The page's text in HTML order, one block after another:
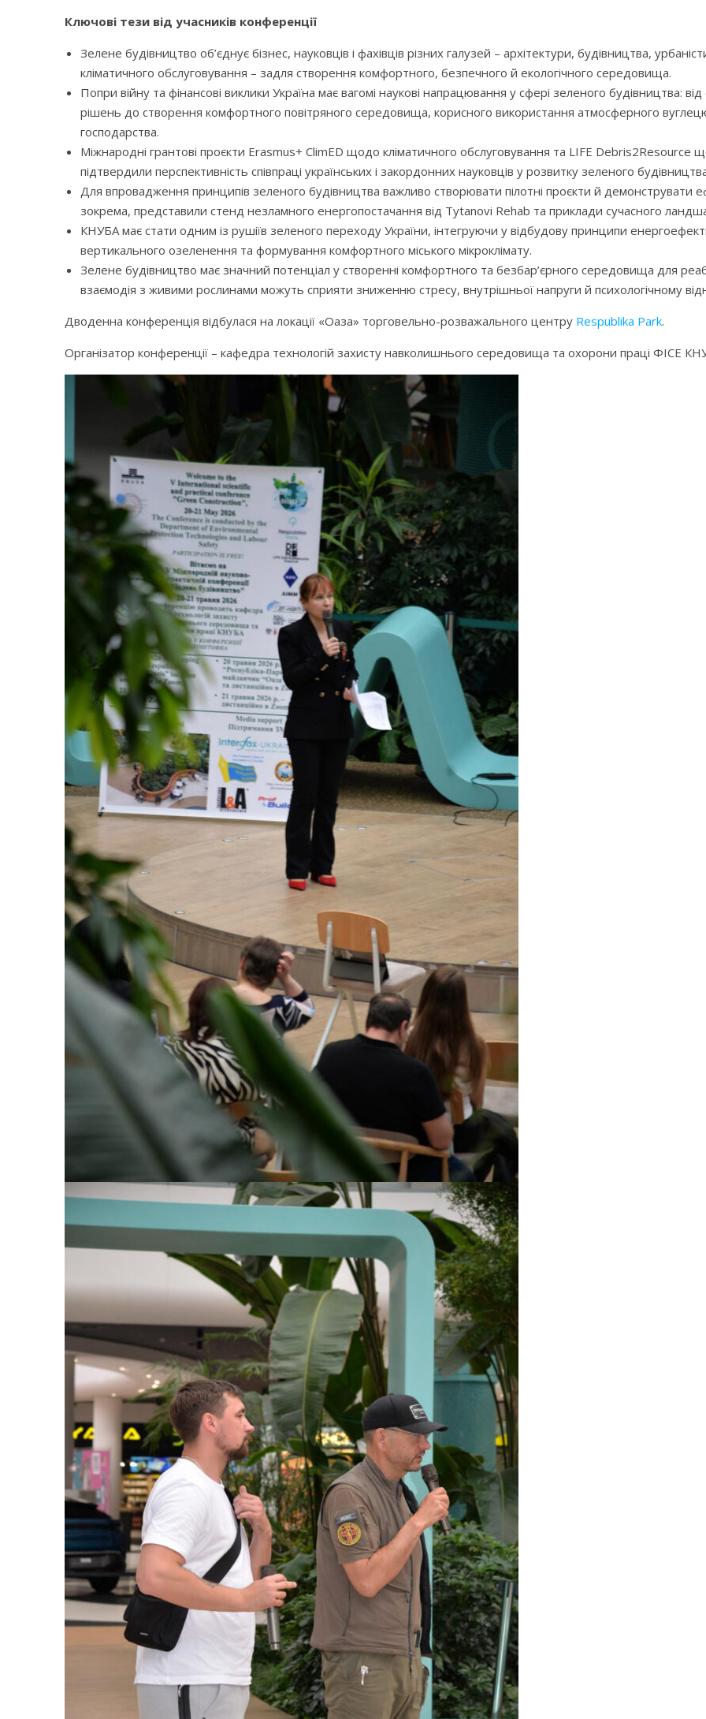
Ключові тези від учасників конференції
Зелене будівництво об’єднує бізнес, науковців і фахівців різних галузей – архітектури, будівництва,
кліматичного обслуговування – задля створення комфортного, безпечного й екологічного середовища.
Попри війну та фінансові виклики Україна має вагомі наукові напрацювання у сфері зеленого будівництва:
рішень до створення комфортного повітряного середовища, корисного використання атмосферного
господарства.
Міжнародні грантові проєкти Erasmus+ ClimED щодо кліматичного обслуговування та LIFE Debris2Resource
підтвердили перспективність співпраці українських і закордонних науковців у розвитку зеленого
Для впровадження принципів зеленого будівництва важливо створювати пілотні проєкти й демонструвати
зокрема, представили стенд незламного енергопостачання від Tytanovi Rehab та приклади сучасного
КНУБА має стати одним із рушіїв зеленого переходу України, інтегруючи у відбудову принципи
вертикального озеленення та формування комфортного міського мікроклімату.
Зелене будівництво має значний потенціал у створенні комфортного та безбар’єрного середовища для
взаємодія з живими рослинами можуть сприяти зниженню стресу, внутрішньої напруги й психологічному
Дводенна конференція відбулася на локації «Оаза» торговельно-розважального центру Respublika Park.
Організатор конференції – кафедра технологій захисту навколишнього середовища та охорони праці ФІСЕ